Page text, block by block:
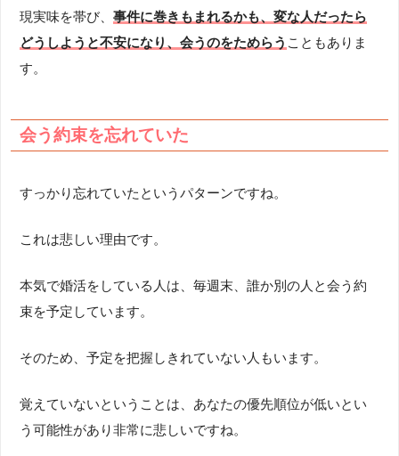
現実味を帯び、事件に巻きもまれるかも、変な人だったら
どうしようと不安になり、会うのをためらう こともありま
す。
会う約束を忘れていた
すっかり忘れていたというパターンですね。
これは悲しい理由です。
本気で婚活をしている人は、毎週末、誰か別の人と会う約
束を予定しています。
そのため、予定を把握しきれていない人もいます。
覚えていないということは、あなたの優先順位が低いとい
う可能性があり非常に悲しいですね。